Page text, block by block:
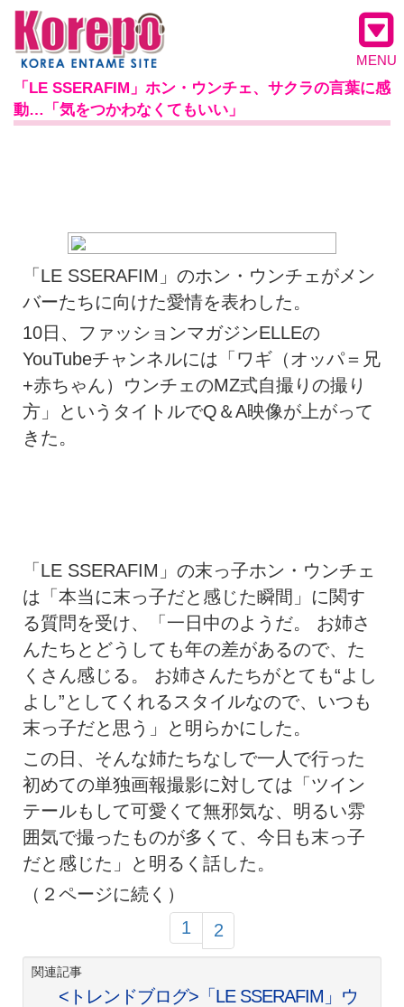
MENU
「LE SSERAFIM」ホン・ウンチェ、サクラの言葉に感
動…「気をつかわなくてもいい」
「LE SSERAFIM」のホン・ウンチェがメン
バーたちに向けた愛情を表わした。
10日、ファッションマガジンELLEの
YouTubeチャンネルには「ワギ（オッパ＝兄
+赤ちゃん）ウンチェのMZ式自撮りの撮り
方」というタイトルでQ＆A映像が上がって
きた。
「LE SSERAFIM」の末っ子ホン・ウンチェ
は「本当に末っ子だと感じた瞬間」に関す
る質問を受け、「一日中のようだ。 お姉さ
んたちとどうしても年の差があるので、た
くさん感じる。 お姉さんたちがとても“よし
よし”としてくれるスタイルなので、いつも
末っ子だと思う」と明らかにした。
この日、そんな姉たちなしで一人で行った
初めての単独画報撮影に対しては「ツイン
テールもして可愛くて無邪気な、明るい雰
囲気で撮ったものが多くて、今日も末っ子
だと感じた」と明るく話した。
（２ページに続く）
1
2
関連記事
<トレンドブログ>「LE SSERAFIM」ウ